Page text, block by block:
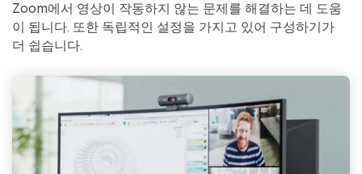
Zoom에서 영상이 작동하지 않는 문제를 해결하는 데 도움
이 됩니다. 또한 독립적인 설정을 가지고 있어 구성하기가
더 쉽습니다.